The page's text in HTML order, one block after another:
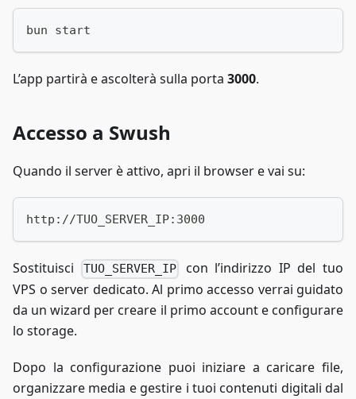
bun start
L’app partirà e ascolterà sulla porta 3000.
Accesso a Swush
Quando il server è attivo, apri il browser e vai su:
http://TUO_SERVER_IP:3000
Sostituisci TUO_SERVER_IP
con l’indirizzo IP del tuo
VPS o server dedicato. Al primo accesso verrai guidato
da un wizard per creare il primo account e configurare
lo storage.
Dopo la configurazione puoi iniziare a caricare file,
organizzare media e gestire i tuoi contenuti digitali dal